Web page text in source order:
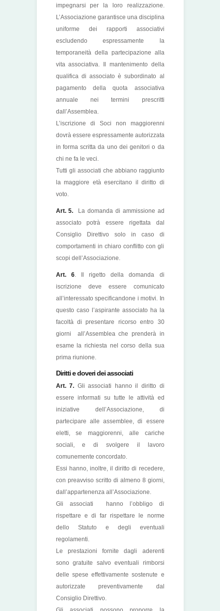
impegnarsi per la loro realizzazione.
L’Associazione garantisce una disciplina
uniforme dei rapporti associativi
escludendo espressamente la
temporaneità della partecipazione alla
vita associativa. Il mantenimento della
qualifica di associato è subordinato al
pagamento della quota associativa
annuale nei termini prescritti
dall’Assemblea.
L’iscrizione di Soci non maggiorenni
dovrà essere espressamente autorizzata
in forma scritta da uno dei genitori o da
chi ne fa le veci.
Tutti gli associati che abbiano raggiunto
la maggiore età esercitano il diritto di
voto.
Art. 5.
La domanda di ammissione ad
associato potrà essere rigettata dal
Consiglio Direttivo solo in caso di
comportamenti in chiaro conflitto con gli
scopi dell’Associazione.
Art. 6. Il rigetto della domanda di
iscrizione deve essere comunicato
all’interessato specificandone i motivi. In
questo caso l’aspirante associato ha la
facoltà di presentare ricorso entro 30
giorni all’Assemblea che prenderà in
esame la richiesta nel corso della sua
prima riunione.
Diritti e doveri dei associati
Art. 7. Gli associati hanno il diritto di
essere informati su tutte le attività ed
iniziative dell’Associazione, di
partecipare alle assemblee, di essere
eletti, se maggiorenni, alle cariche
sociali, e di svolgere il lavoro
comunemente concordato.
Essi hanno, inoltre, il diritto di recedere,
con preavviso scritto di almeno 8 giorni,
dall’appartenenza all’Associazione.
Gli associati hanno l’obbligo di
rispettare e di far rispettare le norme
dello Statuto e degli eventuali
regolamenti.
Le prestazioni fornite dagli aderenti
sono gratuite salvo eventuali rimborsi
delle spese effettivamente sostenute e
autorizzate preventivamente dal
Consiglio Direttivo.